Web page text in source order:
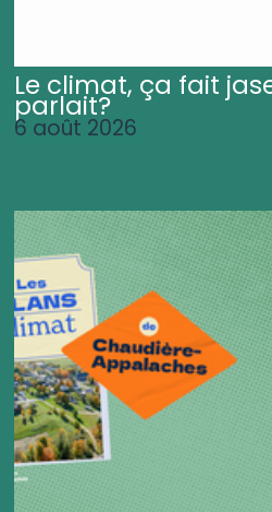
Le climat, ça fait
parlait?
6 août 2026